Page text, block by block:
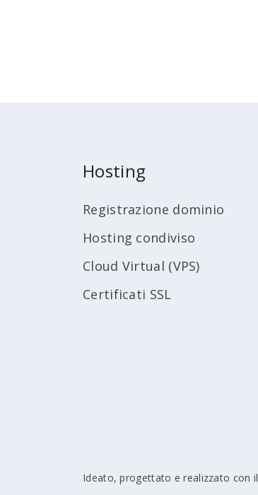
Hosting
Registrazione dominio
Hosting condiviso
Cloud Virtual (VPS)
Certificati SSL
Ideato, progettato e realizzato con il